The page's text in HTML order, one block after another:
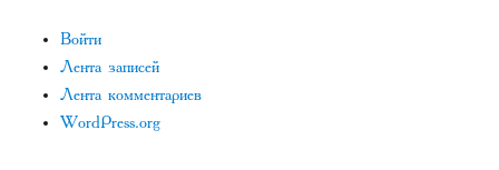
Войти
Лента записей
Лента комментариев
WordPress.org